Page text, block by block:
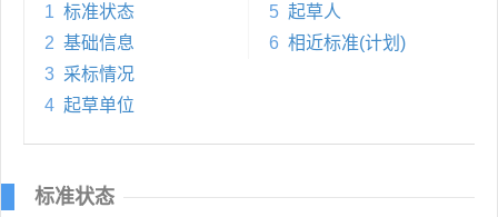
1 标准状态
2 基础信息
3 采标情况
4 起草单位
5 起草人
6 相近标准(计划)
标准状态